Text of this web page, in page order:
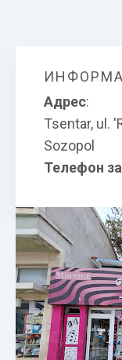
Адрес:
Tsentar, ul.
Sozopol
Телефон